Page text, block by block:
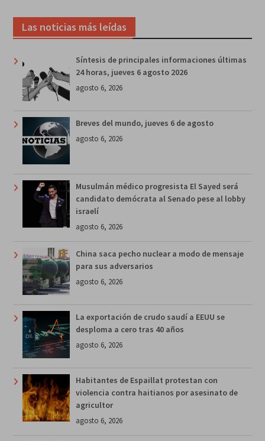
Las noticias más leídas
Síntesis de principales informaciones últimas
24 horas, jueves 6 agosto 2026
agosto 6, 2026
Breves del mundo, jueves 6 de agosto
agosto 6, 2026
Musulmán médico progresista El Sayed será
candidato demócrata al Senado pese al lobby
israelí
agosto 6, 2026
China saca pecho nuclear a modo de mensaje
para sus adversarios
agosto 6, 2026
La exportación de crudo saudí a EEUU se
desploma a cero tras 40 años
agosto 6, 2026
Habitantes de Espaillat protestan con
violencia contra haitianos por asesinato de
agricultor
agosto 6, 2026